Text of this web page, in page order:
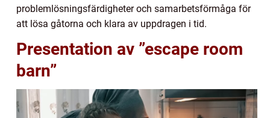
problemlösningsfärdigheter och samarbetsförmåga för
att lösa gåtorna och klara av uppdragen i tid.
Presentation av ”escape room
barn”